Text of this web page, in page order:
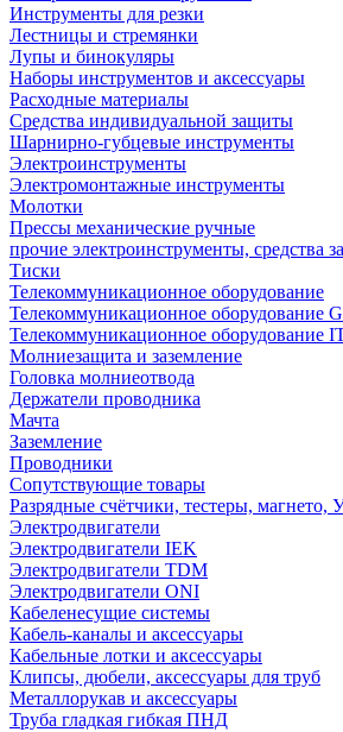
Инструменты для резки
Лестницы и стремянки
Лупы и бинокуляры
Наборы инструментов и аксессуары
Расходные материалы
Средства индивидуальной защиты
Шарнирно-губцевые инструменты
Электроинструменты
Электромонтажные инструменты
Молотки
Прессы механические ручные
прочие электроинструменты, средства
Тиски
Телекоммуникационное оборудование
Телекоммуникационное оборудование
Телекоммуникационное оборудование
Молниезащита и заземление
Головка молниеотвода
Держатели проводника
Мачта
Заземление
Проводники
Сопутствующие товары
Разрядные счётчики, тестеры, магнето,
Электродвигатели
Электродвигатели IEK
Электродвигатели TDM
Электродвигатели ONI
Кабеленесущие системы
Кабель-каналы и аксессуары
Кабельные лотки и аксессуары
Клипсы, дюбели, аксессуары для труб
Металлорукав и аксессуары
Труба гладкая гибкая ПНД